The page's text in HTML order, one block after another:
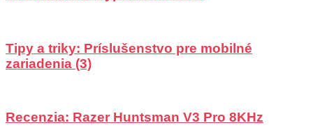
Tipy a triky: Príslušenstvo pre mobilné
zariadenia (3)
Recenzia: Razer Huntsman V3 Pro 8KHz